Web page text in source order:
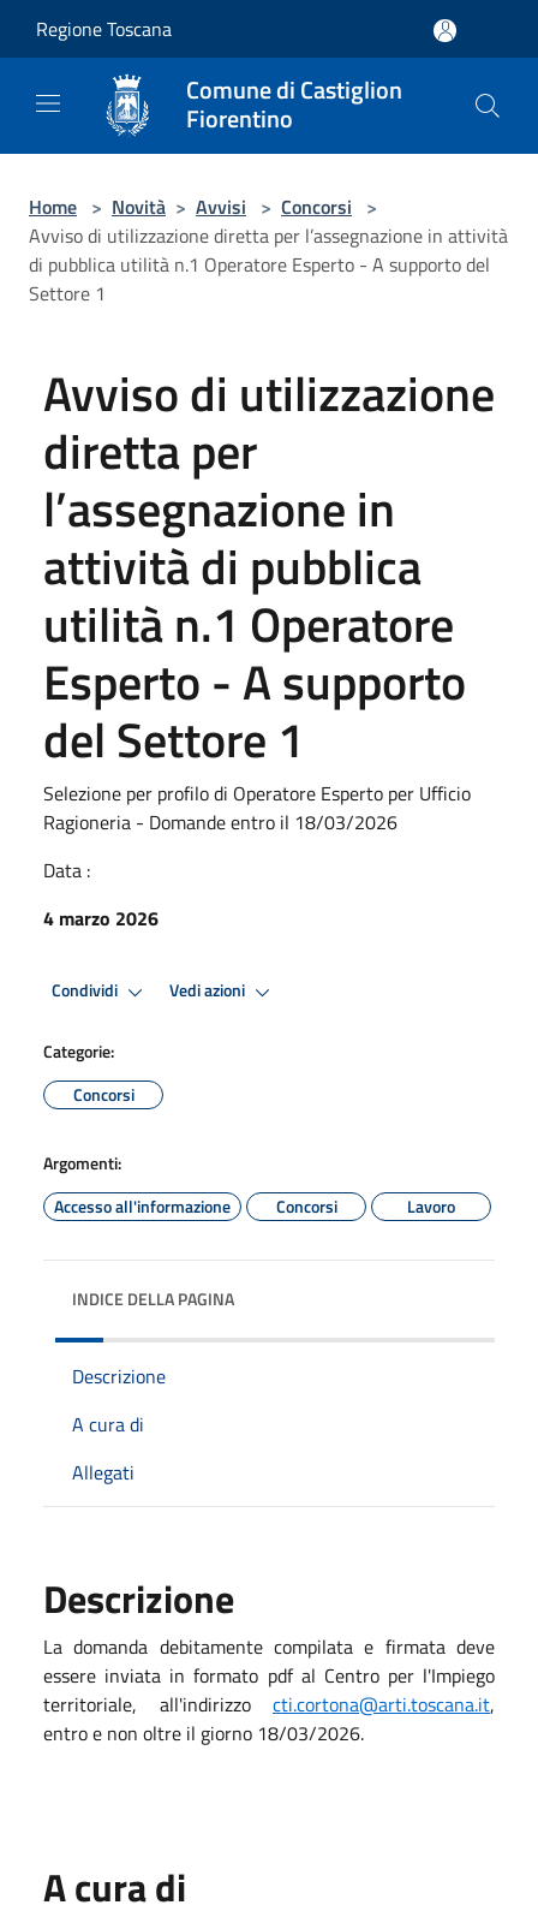
Regione Toscana
Comune di Castiglion
Fiorentino
Home > Novità > Avvisi > Concorsi >
Avviso di utilizzazione diretta per l’assegnazione in attività
di pubblica utilità n.1 Operatore Esperto - A supporto del
Settore 1
Avviso di utilizzazione
diretta per
l’assegnazione in
attività di pubblica
utilità n.1 Operatore
Esperto - A supporto
del Settore 1
Selezione per profilo di Operatore Esperto per Ufficio
Ragioneria - Domande entro il 18/03/2026
Data :
4 marzo 2026
Condividi Vedi azioni
Categorie:
Concorsi
Argomenti:
Accesso all'informazione
Concorsi Lavoro
INDICE DELLA PAGINA
Descrizione
A cura di
Allegati
Descrizione
La domanda debitamente compilata e firmata deve
essere inviata in formato pdf al Centro per l'Impiego
territoriale, all'indirizzo cti.cortona@arti.toscana.it,
entro e non oltre il giorno 18/03/2026.
A cura di